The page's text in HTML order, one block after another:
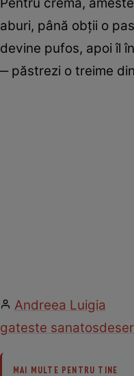
aburi, până obţii o
devine pufos, apoi îl
‒ păstrezi o treime
Andreea Luigia
gateste sanatos
MAI MULTE PENTRU TINE